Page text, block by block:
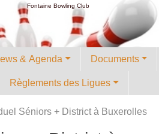
Fontaine Bowling Club
& Agenda Documents
Règlements des Ligues
Séniors + District à Buxerolles